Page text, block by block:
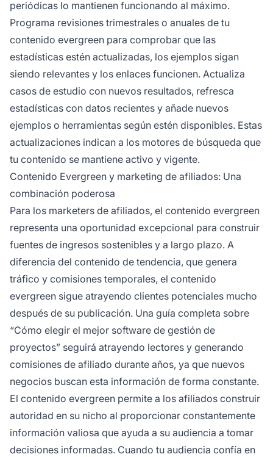
periódicas lo mantienen funcionando al máximo.
Programa revisiones trimestrales o anuales de tu
contenido evergreen para comprobar que las
estadísticas estén actualizadas, los ejemplos sigan
siendo relevantes y los enlaces funcionen. Actualiza
casos de estudio con nuevos resultados, refresca
estadísticas con datos recientes y añade nuevos
ejemplos o herramientas según estén disponibles. Estas
actualizaciones indican a los motores de búsqueda que
tu contenido se mantiene activo y vigente.
Contenido Evergreen y marketing de afiliados: Una
combinación poderosa
Para los marketers de afiliados, el contenido evergreen
representa una oportunidad excepcional para construir
fuentes de ingresos sostenibles y a largo plazo. A
diferencia del contenido de tendencia, que genera
tráfico y comisiones temporales, el contenido
evergreen sigue atrayendo clientes potenciales mucho
después de su publicación. Una guía completa sobre
“Cómo elegir el mejor software de gestión de
proyectos” seguirá atrayendo lectores y generando
comisiones de afiliado durante años, ya que nuevos
negocios buscan esta información de forma constante.
El contenido evergreen permite a los afiliados construir
autoridad en su nicho al proporcionar constantemente
información valiosa que ayuda a su audiencia a tomar
decisiones informadas. Cuando tu audiencia confía en